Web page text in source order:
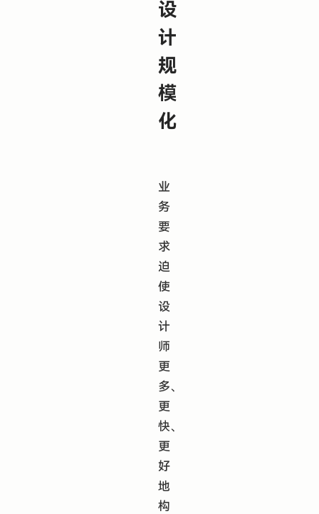
设
计
规
模
化
业
务
要
求
迫
使
设
计
师
更
多、
更
快、
更
好
地
构